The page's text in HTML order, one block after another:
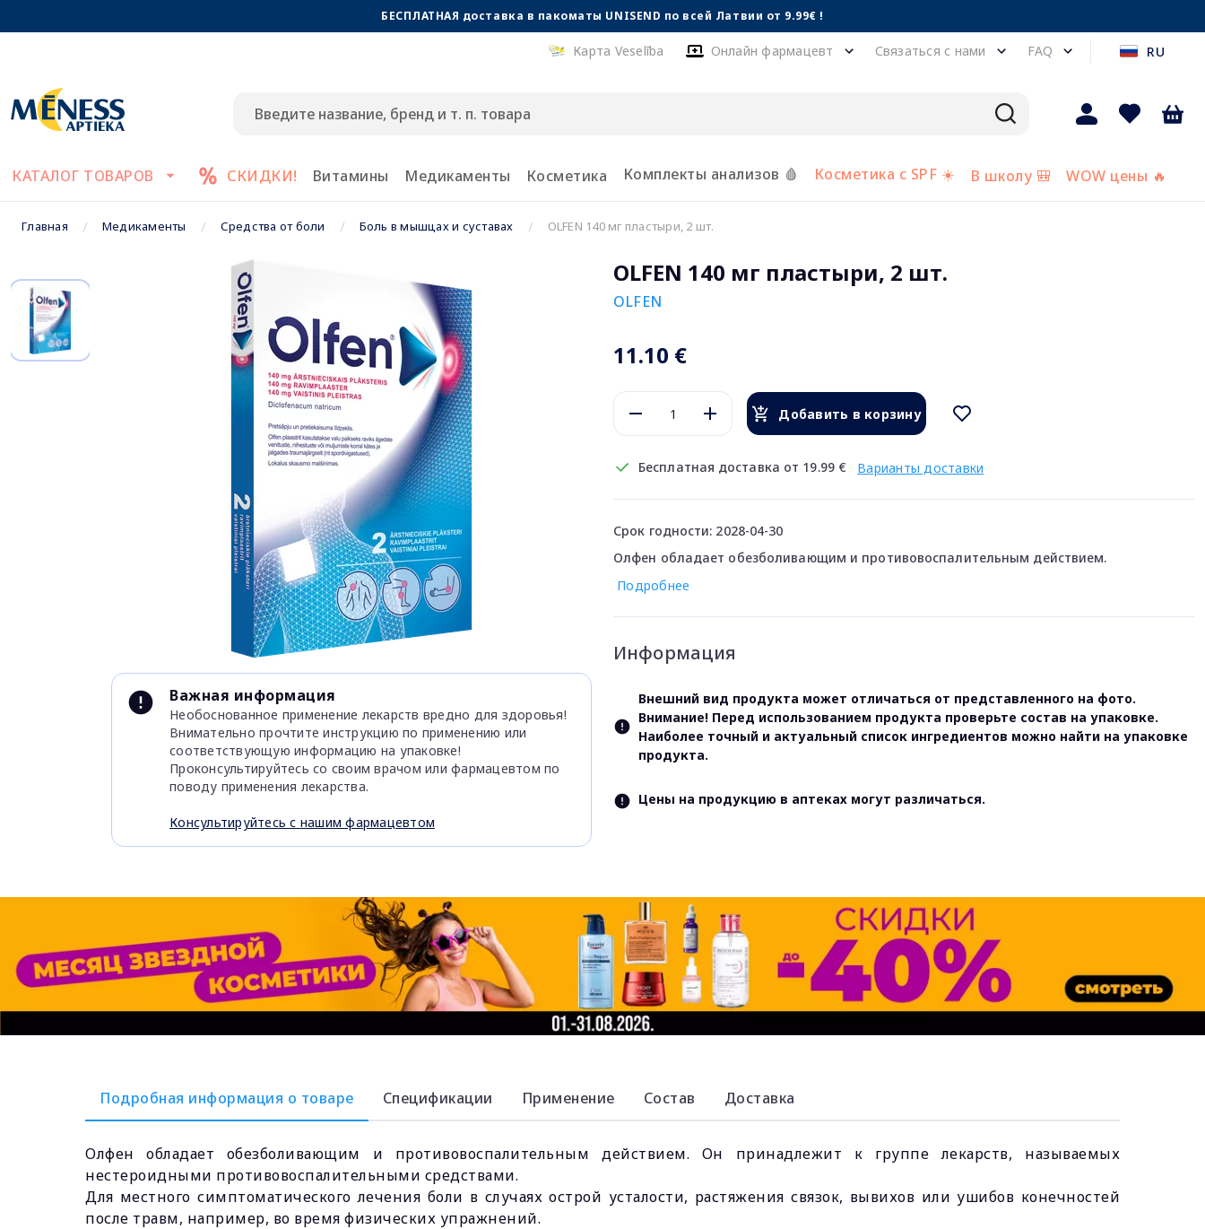
БЕСПЛАТНАЯ доставка в пакоматы UNISEND по всей Латвии от 9.99€ !
Карта Veselība Онлайн фармацевт Связаться с нами FAQ RU
КАТАЛОГ ТОВАРОВ СКИДКИ! Витамины Медикаменты Косметика Комплекты анализов 🩸 Косметика с SPF ☀️ В школу 🎒 WOW цены 🔥
Главная Медикаменты Средства от боли Боль в мышцах и суставах OLFEN 140 мг пластыри, 2 шт.
of
Важная информация
Необоснованное применение лекарств вредно для здоровья!
Внимательно прочтите инструкцию по применению или
соответствующую информацию на упаковке!
Проконсультируйтесь со своим врачом или фармацевтом по
поводу применения лекарства.
Консультируйтесь с нашим фармацевтом
OLFEN 140 мг пластыри, 2 шт.
OLFEN
11.10 €
Добавить в корзину
Бесплатная доставка от 19.99 € Варианты доставки
Срок годности: 2028-04-30
Олфен обладает обезболивающим и противовоспалительным действием.
Подробнее
Информация
Внешний вид продукта может отличаться от представленного на фото.
Внимание! Перед использованием продукта проверьте состав на упаковке.
Наиболее точный и актуальный список ингредиентов можно найти на упаковке
продукта.
Цены на продукцию в аптеках могут различаться.
Подробная информация о товаре Спецификации Применение Состав Доставка
Олфен обладает обезболивающим и противовоспалительным действием. Он принадлежит к группе лекарств, называемых
нестероидными противовоспалительными средствами.
Для местного симптоматического лечения боли в случаях острой усталости, растяжения связок, вывихов или ушибов конечностей
после травм, например, во время физических упражнений.